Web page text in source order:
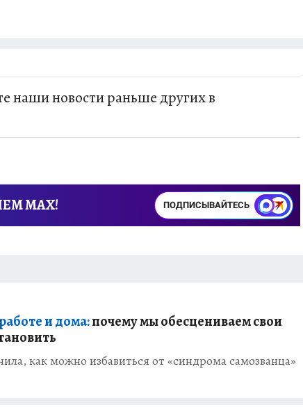
наши новости раньше других в
MAX! ПОДПИСЫВАЙТЕСЬ
и дома:почему мы обесцениваем свои
как можно избавиться от «синдрома самозванца»